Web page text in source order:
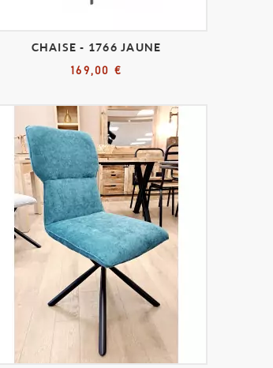
CHAISE - 1766 JAUNE
169,00 €